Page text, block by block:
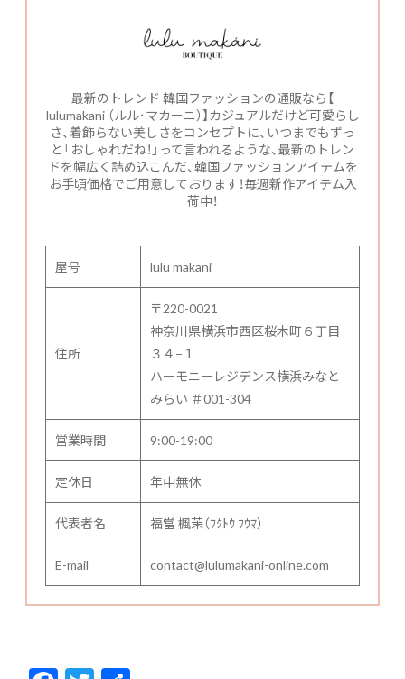
最新のトレンド 韓国ファッションの通販なら【
lulumakani （ルル･マカーニ）】カジュアルだけど可愛らし
さ、着飾らない美しさをコンセプトに、いつまでもずっ
と「おしゃれだね！」って言われるような、最新のトレン
ドを幅広く詰め込こんだ、韓国ファッションアイテムを
お手頃価格でご用意しております！毎週新作アイテム入
荷中！
屋号 lulu makani
住所
〒220-0021
神奈川県横浜市西区桜木町６丁目
３４−１
ハーモニーレジデンス横浜みなと
みらい ＃001-304
営業時間 9:00-19:00
定休日 年中無休
代表者名 福當 楓茉（ﾌｸﾄｳ ﾌｳﾏ）
E-mail contact@lulumakani-online.com